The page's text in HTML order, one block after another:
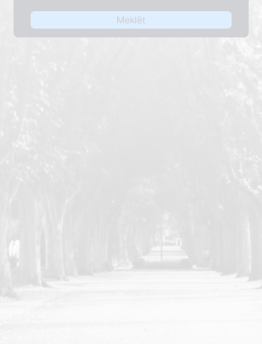
Meklēt